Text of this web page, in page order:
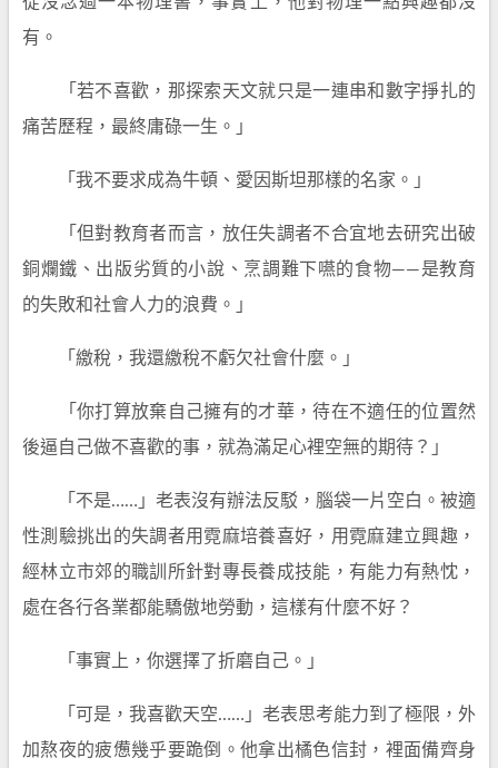
有。
「若不喜歡，那探索天文就只是一連串和數字掙扎的
痛苦歷程，最終庸碌一生。」
「我不要求成為牛頓、愛因斯坦那樣的名家。」
「但對教育者而言，放任失調者不合宜地去研究出破
銅爛鐵、出版劣質的小說、烹調難下嚥的食物——是教育
的失敗和社會人力的浪費。」
「繳稅，我還繳稅不虧欠社會什麼。」
「你打算放棄自己擁有的才華，待在不適任的位置然
後逼自己做不喜歡的事，就為滿足心裡空無的期待？」
「不是……」老表沒有辦法反駁，腦袋一片空白。被適
性測驗挑出的失調者用霓麻培養喜好，用霓麻建立興趣，
經林立市郊的職訓所針對專長養成技能，有能力有熱忱，
處在各行各業都能驕傲地勞動，這樣有什麼不好？
「事實上，你選擇了折磨自己。」
「可是，我喜歡天空……」老表思考能力到了極限，外
加熬夜的疲憊幾乎要跪倒。他拿出橘色信封，裡面備齊身